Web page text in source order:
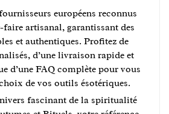
européens reconnus
artisanal, garantissant des
et authentiques. Profitez de
d’une livraison rapide et
d’une FAQ complète pour vous
de vos outils ésotériques.
fascinant de la spiritualité